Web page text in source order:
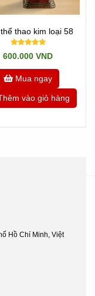
thao kim loại 58
600.000 VND
Mua ngay
vào giỏ hàng
Hồ Chí Minh, Việt